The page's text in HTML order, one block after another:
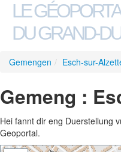
LE
DU GRAND-
Gemengen / Esch-sur-
Gemeng :
Hei fannt dir eng Duerstellung
Geoportal.